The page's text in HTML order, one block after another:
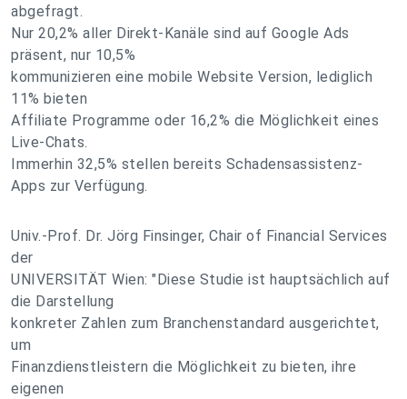
abgefragt.
Nur 20,2% aller Direkt-Kanäle sind auf Google Ads
präsent, nur 10,5%
kommunizieren eine mobile Website Version, lediglich
11% bieten
Affiliate Programme oder 16,2% die Möglichkeit eines
Live-Chats.
Immerhin 32,5% stellen bereits Schadensassistenz-
Apps zur Verfügung.
Univ.-Prof. Dr. Jörg Finsinger, Chair of Financial Services
der
UNIVERSITÄT Wien: "Diese Studie ist hauptsächlich auf
die Darstellung
konkreter Zahlen zum Branchenstandard ausgerichtet,
um
Finanzdienstleistern die Möglichkeit zu bieten, ihre
eigenen